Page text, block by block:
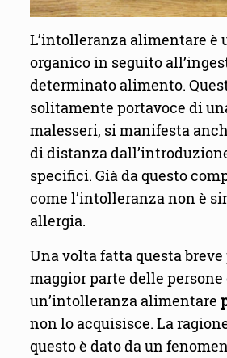
L’intolleranza alimentare è
organico in seguito
determinato alimento.
solitamente portavoce di
malesseri, si manifesta
di distanza
specifici. Già da questo
come l’intolleranza non è
allergia.
Una volta fatta questa breve
maggior parte delle persone
un’intolleranza alimentare
non lo acquisisce. La
questo è dato da un